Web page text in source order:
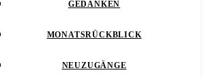
GEDANKEN
MONATSRÜCKBLICK
NEUZUGÄNGE